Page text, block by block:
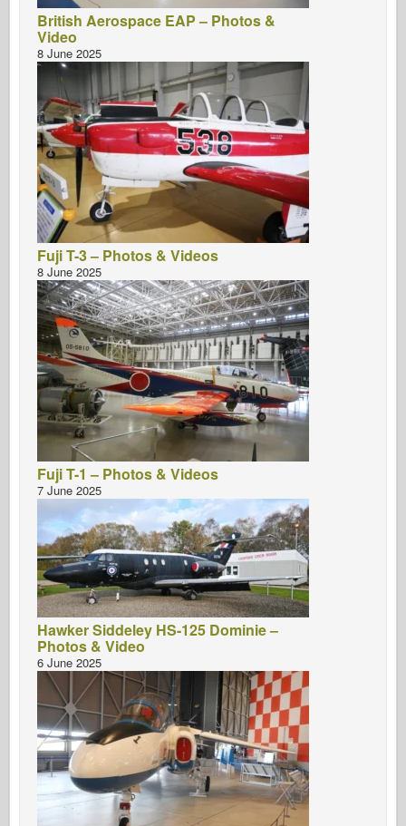
British Aerospace EAP – Photos &
Video
8 June 2025
Fuji T-3 – Photos & Videos
8 June 2025
Fuji T-1 – Photos & Videos
7 June 2025
Hawker Siddeley HS-125 Dominie –
Photos & Video
6 June 2025